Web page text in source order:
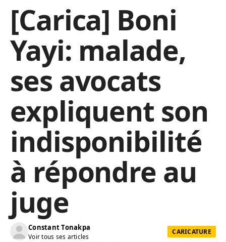
[Carica] Boni
Yayi: malade,
ses avocats
expliquent son
indisponibilité
à répondre au
juge
Constant Tonakpa
Voir tous ses articles
CARICATURE